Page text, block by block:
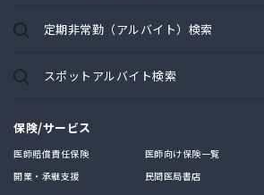
定期非常勤（アルバイト）検索
スポットアルバイト検索
保険/サービス
医師賠償責任保険
医師向け保険一覧
開業・承継支援
民間医局書店